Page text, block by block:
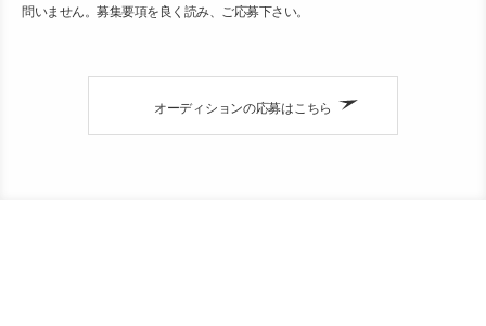
問いません。募集要項を良く読み、ご応募下さい。
オーディションの応募はこちら